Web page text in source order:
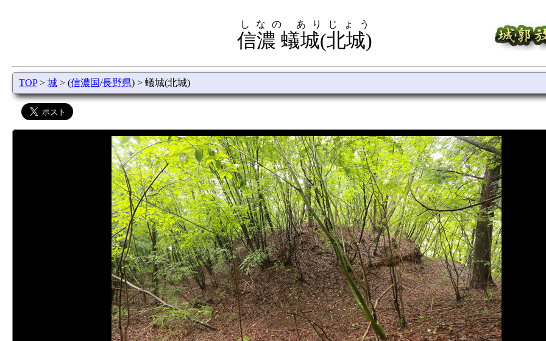
信濃 蟻城(北城)
しなの ありじょう
TOP> 城 > (信濃国/長野県) > 蟻城(北城)